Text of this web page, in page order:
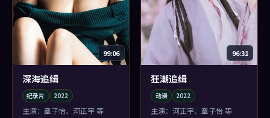
99:06
深海追缉
纪录片 2022
主演： 章子怡、河正宇 等
96:31
狂潮追缉
动漫 2022
主演：河正宇、章子怡 等